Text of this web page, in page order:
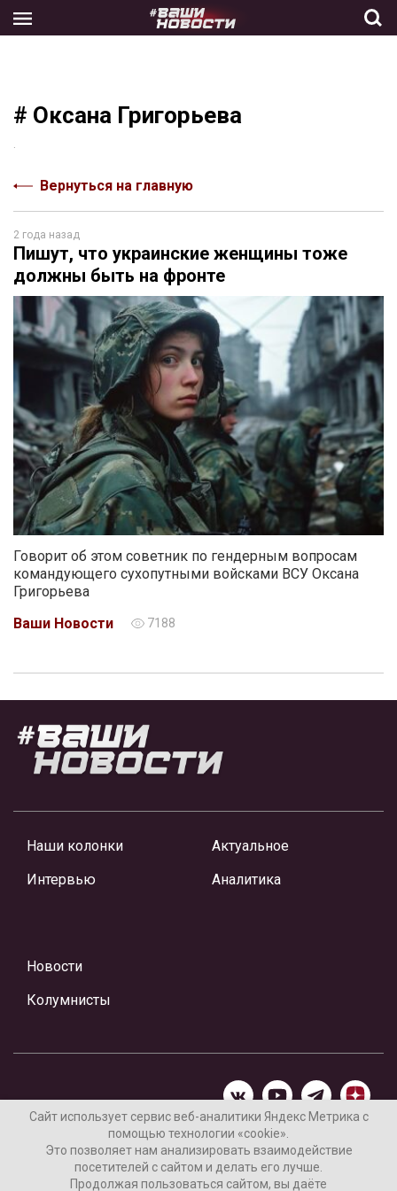
the
# Оксана Григорьева
Вернуться на главную
2 года назад
Пишут, что украинские женщины тоже
должны быть на фронте
Говорит об этом советник по гендерным вопросам
командующего сухопутными войсками ВСУ Оксана
Григорьева
Ваши Новости
7188
Наши колонки
Интервью
Актуальное
Аналитика
Новости
Колумнисты
Материалы предоставлены редакцией Интернет-газеты
«Ваши новости»
Сайт использует сервис веб-аналитики Яндекс Метрика с
помощью технологии «cookie».
Это позволяет нам анализировать взаимодействие
посетителей с сайтом и делать его лучше.
Продолжая пользоваться сайтом, вы даёте